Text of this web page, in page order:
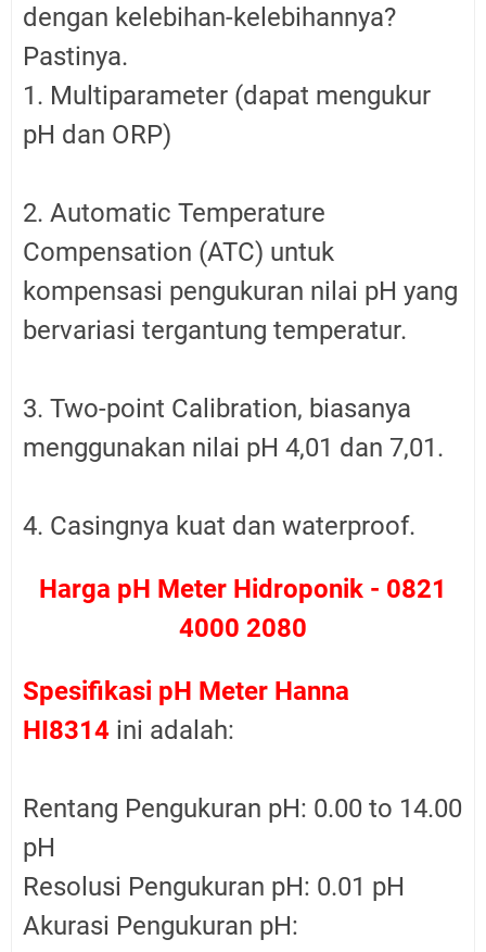
dengan kelebihan-kelebihannya?
Pastinya.
1. Multiparameter (dapat mengukur
pH dan ORP)
2. Automatic Temperature
Compensation (ATC) untuk
kompensasi pengukuran nilai pH yang
bervariasi tergantung temperatur.
3. Two-point Calibration, biasanya
menggunakan nilai pH 4,01 dan 7,01.
4. Casingnya kuat dan waterproof.
Harga pH Meter Hidroponik - 0821
4000 2080
Spesifikasi pH Meter Hanna
HI8314 ini adalah:
Rentang Pengukuran pH: 0.00 to 14.00
pH
Resolusi Pengukuran pH: 0.01 pH
Akurasi Pengukuran pH: